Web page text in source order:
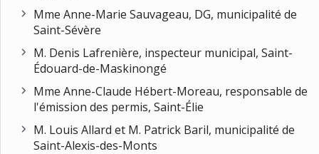
Mme Anne-Marie Sauvageau, DG, municipalité de
Saint-Sévère
M. Denis Lafrenière, inspecteur municipal, Saint-
Édouard-de-Maskinongé
Mme Anne-Claude Hébert-Moreau, responsable de
l'émission des permis, Saint-Élie
M. Louis Allard et M. Patrick Baril, municipalité de
Saint-Alexis-des-Monts